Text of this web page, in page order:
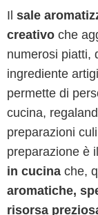
Il sale
creativo che
numerosi piatti,
ingrediente
permette di
cucina,
preparazioni
preparazione è il
in cucina che,
aromatiche,
risorsa